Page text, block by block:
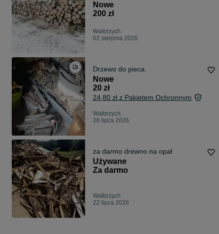
Nowe
200 zł
Wałbrzych
02 sierpnia 2026
Drzewo do pieca.
Nowe
20 zł
24,80 zł z Pakietem Ochronnym
Wałbrzych
26 lipca 2026
za darmo drewno na opał
Używane
Za darmo
Wałbrzych
22 lipca 2026